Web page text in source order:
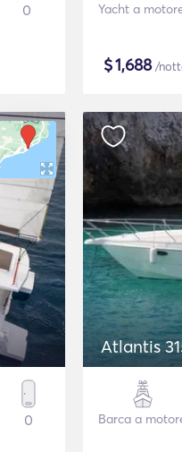
0 Yacht a
$1,688/
0
Atlantis
Barca a